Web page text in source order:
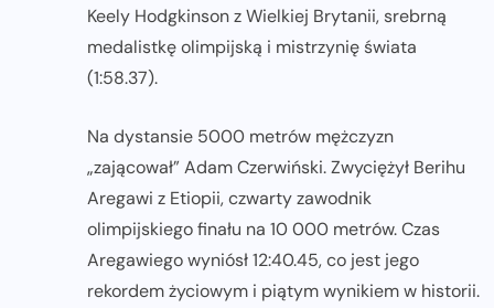
Keely Hodgkinson z Wielkiej Brytanii, srebrną
medalistkę olimpijską i mistrzynię świata
(1:58.37).
Na dystansie 5000 metrów mężczyzn
„zającował” Adam Czerwiński. Zwyciężył Berihu
Aregawi z Etiopii, czwarty zawodnik
olimpijskiego finału na 10 000 metrów. Czas
Aregawiego wyniósł 12:40.45, co jest jego
rekordem życiowym i piątym wynikiem w historii.